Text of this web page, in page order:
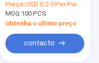
malha
Preço:USD 0.2-5 Per Piece
MOQ:100 PCS
obtenha o ultimo preço
contacto